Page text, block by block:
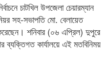
চাটখিল উপজেলা চেয়ারম্যান
সহ-সভাপতি মো. বেলায়েত
শনিবার (০৬ এপ্রিল) দুপুরে
ব্যক্তিগত কার্যালয়ে এই মতবিনিময়